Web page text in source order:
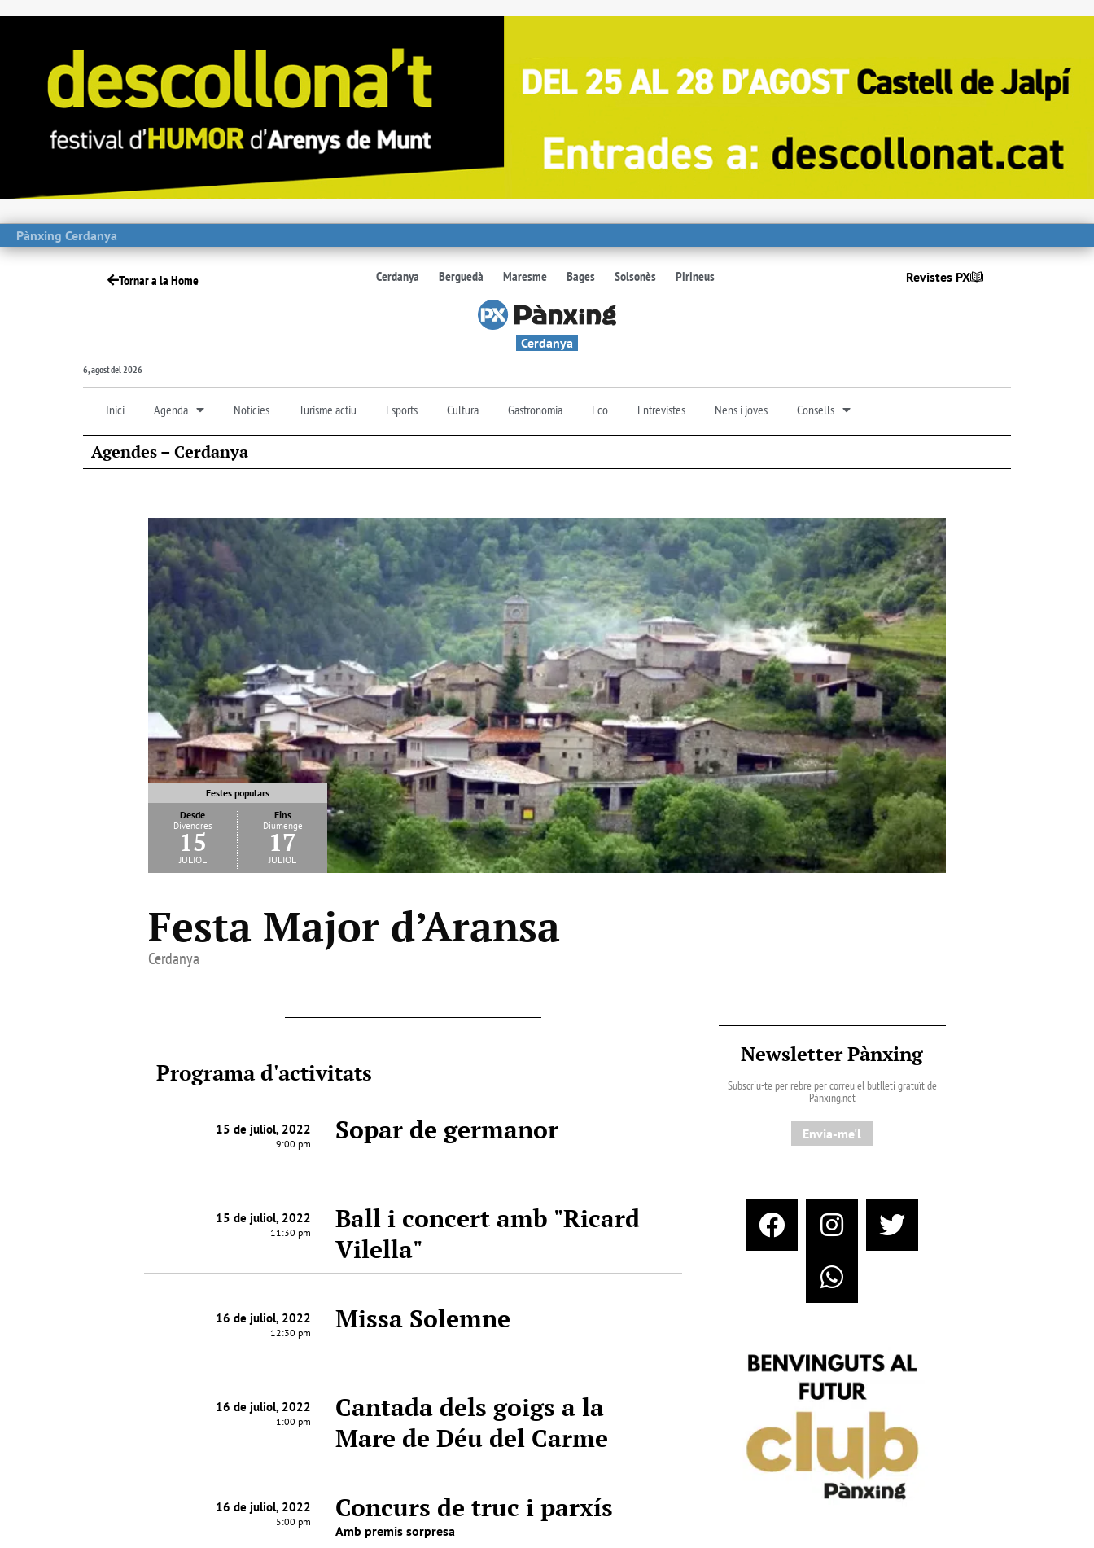
Pànxing Cerdanya
Tornar a la Home Cerdanya Berguedà Maresme Bages Solsonès Pirineus Revistes PX
Cerdanya
6, agost del 2026
Inici Agenda Notícies Turisme actiu Esports Cultura Gastronomia Eco Entrevistes Nens i joves Consells
Agendes – Cerdanya
Festes populars
Desde
Divendres
15
juliol
Fins
Diumenge
17
juliol
Festa Major d’Aransa
Cerdanya
Programa d'activitats
15 de juliol, 2022
9:00 pm Sopar de germanor
15 de juliol, 2022
11:30 pm
Ball i concert amb "Ricard
Vilella"
16 de juliol, 2022
12:30 pm Missa Solemne
16 de juliol, 2022
1:00 pm
Cantada dels goigs a la
Mare de Déu del Carme
16 de juliol, 2022
5:00 pm Concurs de truc i parxís
Amb premis sorpresa
Newsletter Pànxing
Subscriu-te per rebre per correu el butlletí gratuït de
Pànxing.net​
Envia-me'l